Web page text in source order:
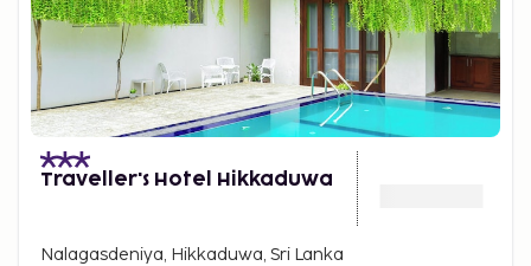
Traveller's Hotel Hikkaduwa
Nalagasdeniya, Hikkaduwa, Sri Lanka